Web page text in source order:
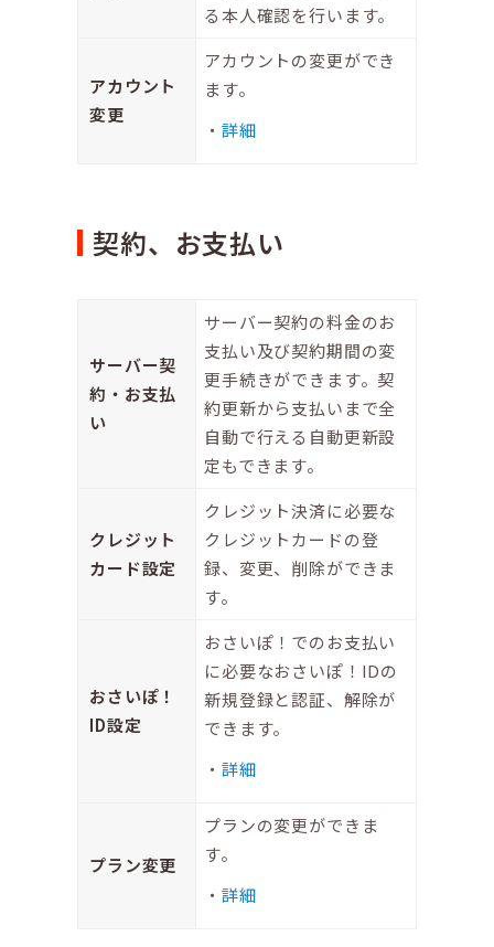
る本人確認を行います。
アカウント
変更
アカウントの変更ができ
ます。
詳細
契約、お支払い
サーバー契
約・お支払
い
サーバー契約の料金のお
支払い及び契約期間の変
更手続きができます。契
約更新から支払いまで全
自動で行える自動更新設
定もできます。
クレジット
カード設定
クレジット決済に必要な
クレジットカードの登
録、変更、削除ができま
す。
おさいぽ！
ID設定
おさいぽ！でのお支払い
に必要なおさいぽ！IDの
新規登録と認証、解除が
できます。
詳細
プラン変更
プランの変更ができま
す。
詳細